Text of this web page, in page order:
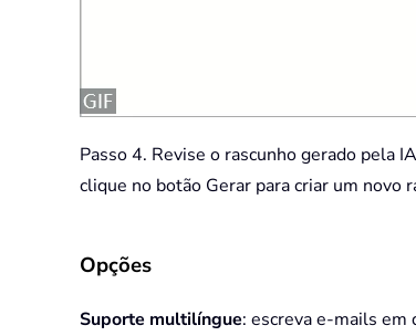
Passo 4. Revise o rascunho gerado pela
clique no botão Gerar para criar um novo
Opções
Suporte multilíngue: escreva e-mails em